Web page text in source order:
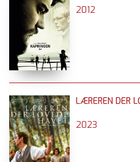
2012
LÆREREN DER
2023